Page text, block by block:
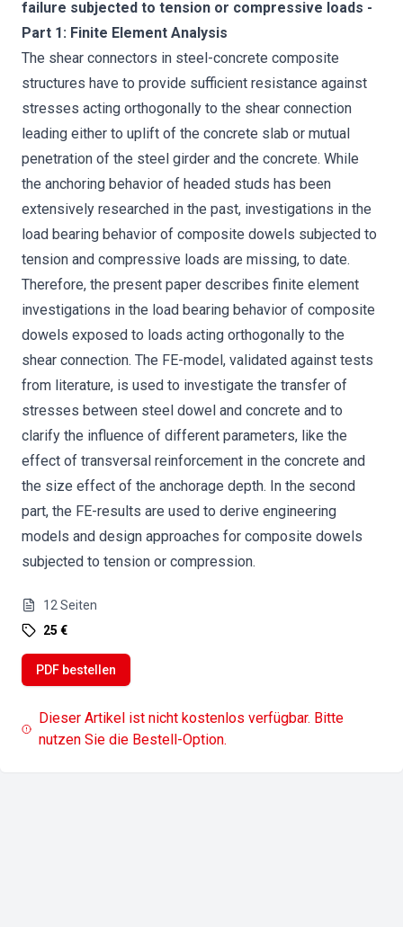
failure subjected to tension or compressive loads -
Part 1: Finite Element Analysis
The shear connectors in steel-concrete composite
structures have to provide sufficient resistance against
stresses acting orthogonally to the shear connection
leading either to uplift of the concrete slab or mutual
penetration of the steel girder and the concrete. While
the anchoring behavior of headed studs has been
extensively researched in the past, investigations in the
load bearing behavior of composite dowels subjected to
tension and compressive loads are missing, to date.
Therefore, the present paper describes finite element
investigations in the load bearing behavior of composite
dowels exposed to loads acting orthogonally to the
shear connection. The FE-model, validated against tests
from literature, is used to investigate the transfer of
stresses between steel dowel and concrete and to
clarify the influence of different parameters, like the
effect of transversal reinforcement in the concrete and
the size effect of the anchorage depth. In the second
part, the FE-results are used to derive engineering
models and design approaches for composite dowels
subjected to tension or compression.
12 Seiten
25 €
PDF bestellen
Dieser Artikel ist nicht kostenlos verfügbar. Bitte
nutzen Sie die Bestell-Option.